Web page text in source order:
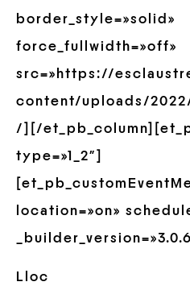
border_style=»solid»
force_fullwidth=»off»
src=»https://
content/uploads/2022/
/][/
type=»1_2″]
location=»on»
Lloc